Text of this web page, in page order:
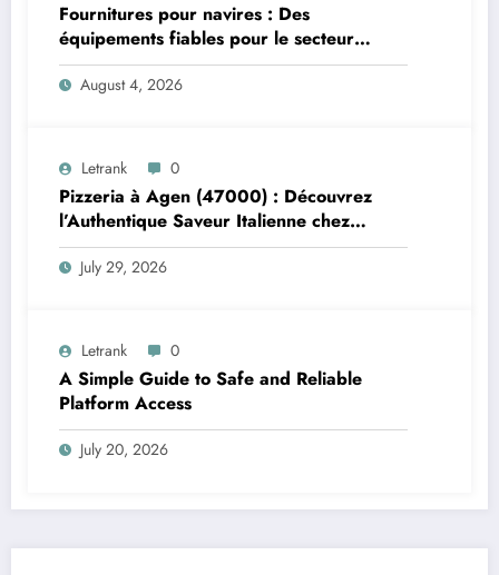
Fournitures pour navires : Des
équipements fiables pour le secteur
maritime
August 4, 2026
Letrank 0
Pizzeria à Agen (47000) : Découvrez
l’Authentique Saveur Italienne chez
Trattoria Pasta Pizza Brax
July 29, 2026
Letrank 0
A Simple Guide to Safe and Reliable
Platform Access
July 20, 2026